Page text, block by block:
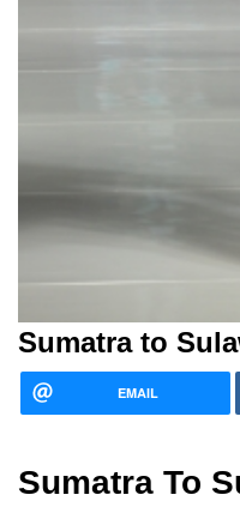
Sumatra to
EMAIL
Sumatra To